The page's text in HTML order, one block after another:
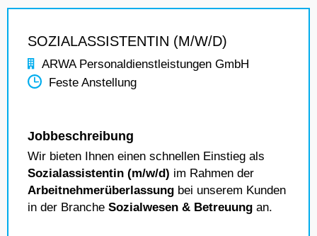
SOZIALASSISTENTIN (M/W/D)
ARWA Personaldienstleistungen GmbH
Feste Anstellung
Jobbeschreibung
Wir bieten Ihnen einen schnellen Einstieg als
Sozialassistentin (m/w/d) im Rahmen der
Arbeitnehmerüberlassung bei unserem Kunden
in der Branche Sozialwesen & Betreuung an.